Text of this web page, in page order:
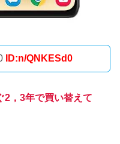
ID:n/QNKESd0
2，3年で買い替えて